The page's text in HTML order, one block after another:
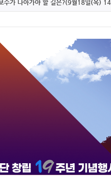
가 나아가야 할 길은?(9월18일(목)